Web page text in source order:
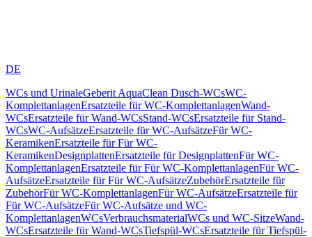
DE
WCs und UrinaleGeberit AquaClean Dusch-WCsWC-
KomplettanlagenErsatzteile für WC-KomplettanlagenWand-
WCsErsatzteile für Wand-WCsStand-WCsErsatzteile für Stand-
WCsWC-AufsätzeErsatzteile für WC-AufsätzeFür WC-
KeramikenErsatzteile für Für WC-
KeramikenDesignplattenErsatzteile für DesignplattenFür WC-
KomplettanlagenErsatzteile für Für WC-KomplettanlagenFür WC-
AufsätzeErsatzteile für Für WC-AufsätzeZubehörErsatzteile für
ZubehörFür WC-KomplettanlagenFür WC-AufsätzeErsatzteile für
Für WC-AufsätzeFür WC-Aufsätze und WC-
KomplettanlagenWCsVerbrauchsmaterialWCs und WC-SitzeWand-
WCsErsatzteile für Wand-WCsTiefspül-WCsErsatzteile für Tiefspül-